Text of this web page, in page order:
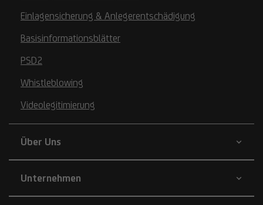
Einlagensicherung & Anlegerentschädigung
Basisinformationsblätter
PSD2
Whistleblowing
Videolegitimierung
Über Uns
Unternehmen